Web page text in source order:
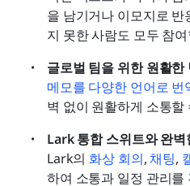
을 남기거나 이모지로
지 못한 사람도 모두 참
글로벌 팀을 위한 원활한
메모를 다양한 언어로 번
벽 없이 원활하게 소통할
Lark 통합 스위트와 완벽
Lark의 화상 회의, 채팅,
하여 소통과 일정 관리